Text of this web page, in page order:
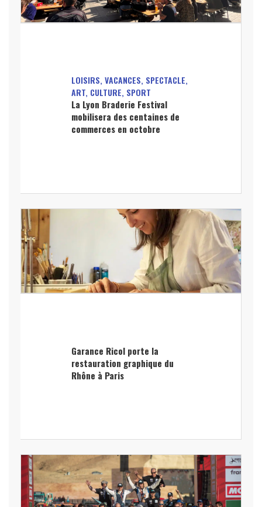
LOISIRS, VACANCES, SPECTACLE,
ART, CULTURE, SPORT
La Lyon Braderie Festival
mobilisera des centaines de
commerces en octobre
Garance Ricol porte la
restauration graphique du
Rhône à Paris